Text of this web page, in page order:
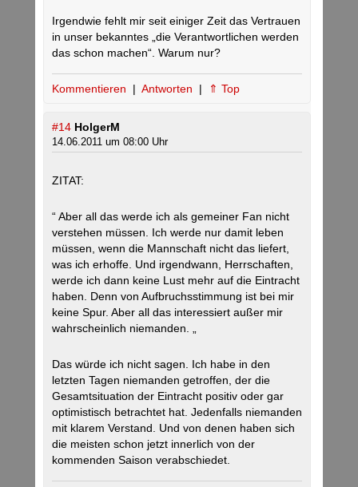
Irgendwie fehlt mir seit einiger Zeit das Vertrauen
in unser bekanntes „die Verantwortlichen werden
das schon machen“. Warum nur?
Kommentieren | Antworten | ⇑ Top
#14 HolgerM
14.06.2011 um 08:00 Uhr
ZITAT:
“ Aber all das werde ich als gemeiner Fan nicht
verstehen müssen. Ich werde nur damit leben
müssen, wenn die Mannschaft nicht das liefert,
was ich erhoffe. Und irgendwann, Herrschaften,
werde ich dann keine Lust mehr auf die Eintracht
haben. Denn von Aufbruchsstimmung ist bei mir
keine Spur. Aber all das interessiert außer mir
wahrscheinlich niemanden. „
Das würde ich nicht sagen. Ich habe in den
letzten Tagen niemanden getroffen, der die
Gesamtsituation der Eintracht positiv oder gar
optimistisch betrachtet hat. Jedenfalls niemanden
mit klarem Verstand. Und von denen haben sich
die meisten schon jetzt innerlich von der
kommenden Saison verabschiedet.